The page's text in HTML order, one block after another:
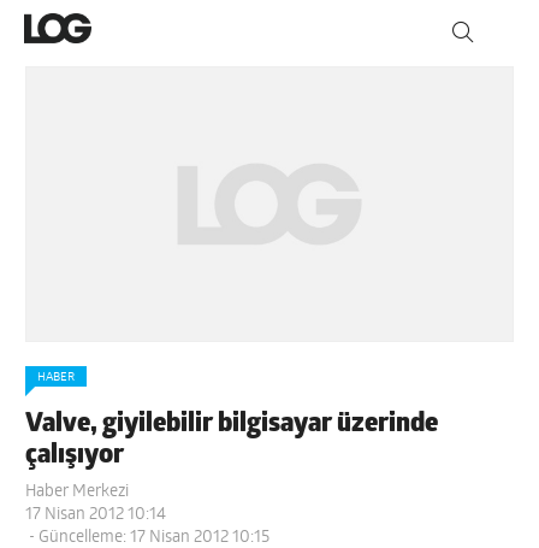
HABER
Valve, giyilebilir bilgisayar üzerinde
çalışıyor
Haber Merkezi
17 Nisan 2012 10:14
- Güncelleme: 17 Nisan 2012 10:15